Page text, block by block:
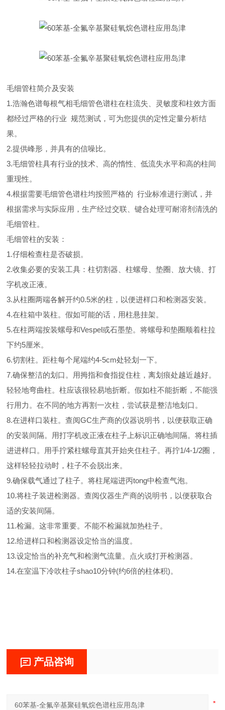
毛细管柱简介及安装
1.浩瀚色谱每根气相毛细管色谱柱在柱流失、灵敏度和柱效方面
都经过严格的行业 规范测试，可为您提供的定性定量分析结
果。
2.提供峰形，并具有的信噪比。
3.毛细管柱具有行业的技术、高的惰性、低流失水平和高的柱间
重现性。
4.根据需要毛细管色谱柱均按照严格的 行业标准进行测试，并
根据需求与实际应用，生产经过交联、键合处理可耐溶剂清洗的
毛细管柱。
毛细管柱的安装：
1.仔细检查柱是否破损。
2.收集必要的安装工具：柱切割器、柱螺母、垫圈、放大镜、打
字机改正液。
3.从柱圈两端各解开约0.5米的柱，以便进样口和检测器安装。
4.在柱箱中装柱。假如可能的话，用柱悬挂架。
5.在柱两端按装螺母和Vespel或石墨垫。将螺母和垫圈顺着柱拉
下约5厘米。
6.切割柱。距柱每个尾端约4-5cm处轻划一下。
7.确保整洁的划口。用拇指和食指捉住柱，离划痕处越近越好。
轻轻地弯曲柱。柱应该很轻易地折断。假如柱不能折断，不能强
行用力。在不同的地方再割一次柱，尝试获是整洁地划口。
8.在进样口装柱。查阅GC生产商的仪器说明书，以便获取正确
的安装间隔。用打字机改正液在柱子上标识正确地间隔。将柱插
进进样口。用手拧紧柱螺母直其开始夹住柱子。再拧1/4-1/2圈，
这样轻轻拉动时，柱子不会脱出来。
9.确保载气通过了柱子。将柱尾端进丙tong中检查气泡。
10.将柱子装进检测器。查阅仪器生产商的说明书，以便获取合
适的安装间隔。
11.检漏。这非常重要。不能不检漏就加热柱子。
12.给进样口和检测器设定恰当的温度。
13.设定恰当的补充气和检测气流量。点火或打开检测器。
14.在室温下冷吹柱子shao10分钟(约6倍的柱体积)。
产品咨询